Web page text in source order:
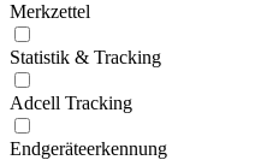
Merkzettel
Statistik & Tracking
Adcell Tracking
Endgeräteerkennung